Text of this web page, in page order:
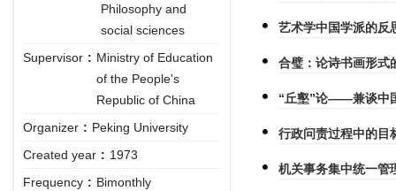
Philosophy and
social sciences
Supervisor : Ministry of Education
of the People's
Republic of China
Organizer : Peking University
Created year : 1973
Frequency : Bimonthly
艺术学中国学派的反
合璧：论诗书画形式
“丘壑”论——兼谈中
行政问责过程中的
机关事务集中统一管